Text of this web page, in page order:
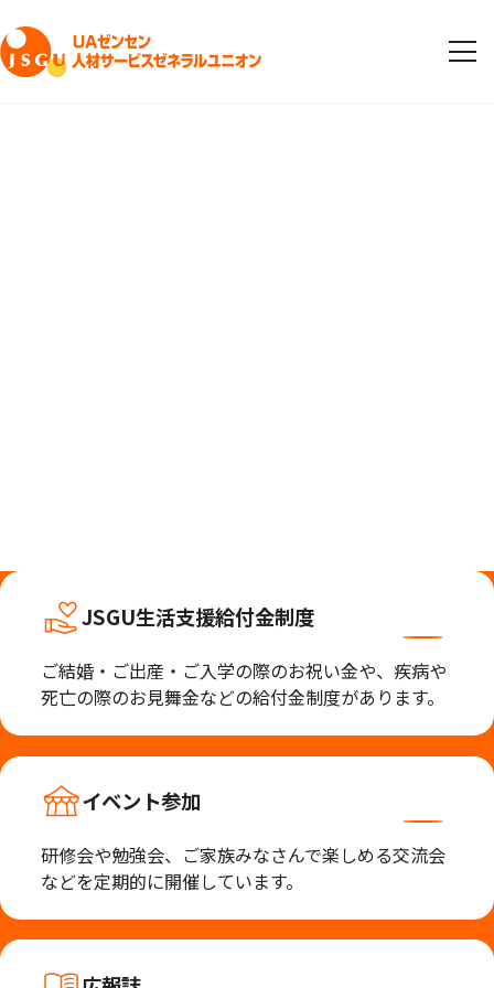
JSGU生活支援給付金制度
ご結婚・ご出産・ご入学の際のお祝い金や、疾病や
死亡の際のお見舞金などの給付金制度があります。
イベント参加
研修会や勉強会、ご家族みなさんで楽しめる交流会
などを定期的に開催しています。